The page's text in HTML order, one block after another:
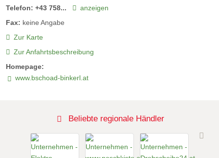
Telefon: +43 758...
anzeigen
Fax: keine Angabe
Zur Karte
Zur Anfahrtsbeschreibung
Homepage:
www.bschoad-binkerl.at
Beliebte regionale Händler